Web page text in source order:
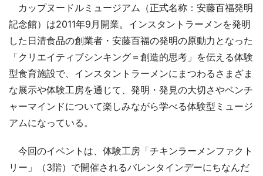
カップヌードルミュージアム（正式名称：安藤百福発明
記念館）は2011年9月開業。インスタントラーメンを発明
した日清食品の創業者・安藤百福の発明の原動力となった
「クリエイティブシンキング＝創造的思考」を伝える体験
型食育施設で、インスタントラーメンにまつわるさまざま
な展示や体験工房を通じて、発明・発見の大切さやベンチ
ャーマインドについて楽しみながら学べる体験型ミュージ
アムになっている。
今回のイベントは、体験工房「チキンラーメンファクト
リー」（3階）で開催されるバレンタインデーにちなんだ